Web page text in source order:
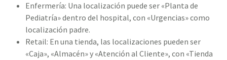
Enfermería: Una localización puede ser «Planta de
Pediatría» dentro del hospital, con «Urgencias» como
localización padre.
Retail: En una tienda, las localizaciones pueden ser
«Caja», «Almacén» y «Atención al Cliente», con «Tienda